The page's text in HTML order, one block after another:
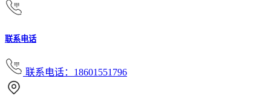
联系电话
联系电话：18601551796